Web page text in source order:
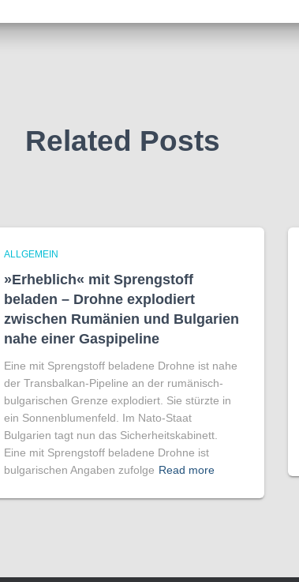
Related Posts
ALLGEMEIN
»Erheblich« mit Sprengstoff
beladen – Drohne explodiert
zwischen Rumänien und Bulgarien
nahe einer Gaspipeline
Eine mit Sprengstoff beladene Drohne ist nahe
der Transbalkan-Pipeline an der rumänisch-
bulgarischen Grenze explodiert. Sie stürzte in
ein Sonnenblumenfeld. Im Nato-Staat
Bulgarien tagt nun das Sicherheitskabinett.
Eine mit Sprengstoff beladene Drohne ist
bulgarischen Angaben zufolge Read more